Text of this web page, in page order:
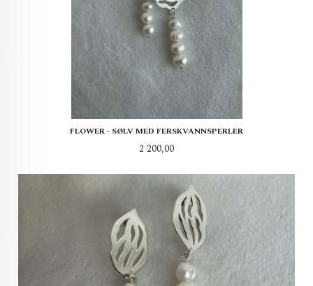
FLOWER - SØLV MED FERSKVANNSPERLER
Pris
2 200,00